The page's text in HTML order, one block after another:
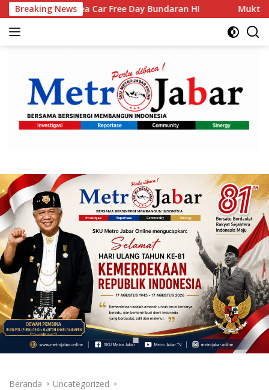
Langsung
ke
konten
Breaking News
Free Day Bundaran HI Muktamar XVI Tapak Suci
Beranda Uncategorized